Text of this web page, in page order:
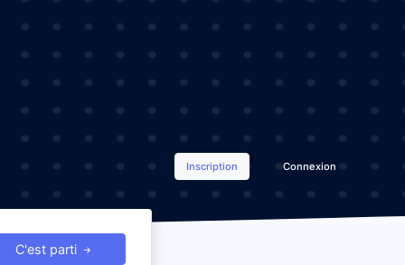
Inscription Connexion
C'est parti